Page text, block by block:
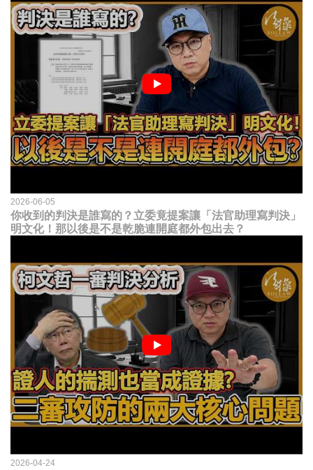
2026-06-05
你收到的判決是誰寫的？立委竟提案讓「法官助理寫判決」
明文化！那以後是不是乾脆連開庭都外包出去？
2026-04-24